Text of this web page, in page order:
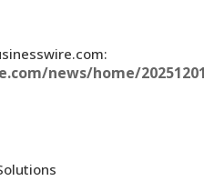
news/home/